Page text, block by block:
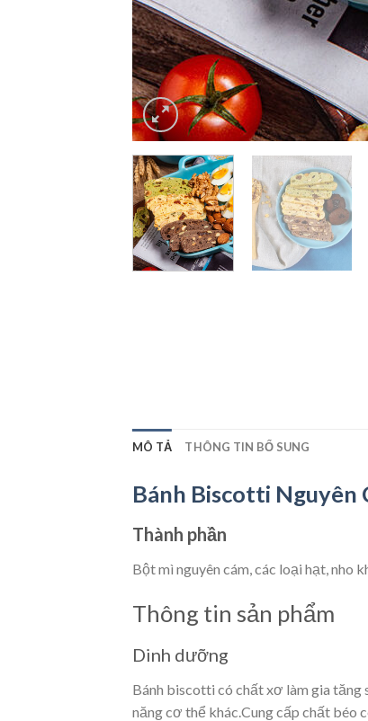
MÔ TẢ THÔNG TIN BỔ SUNG
Bánh Biscotti Nguyên
Thành phần
Bột mì nguyên cám, các loại hạt, nho
Thông tin sản phẩm
Dinh dưỡng
Bánh biscotti có chất xơ làm gia
năng cơ thể khác.Cung cấp chất béo